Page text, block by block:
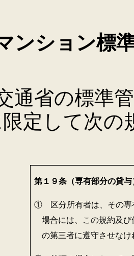
ンション標
省の標準管
定して次の
第１９条（専有部分の貸与
① 区分所有者は、その専
場合には、この規約及
の第三者に遵守させな